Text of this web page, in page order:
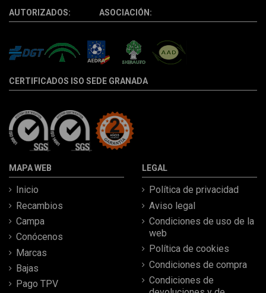
AUTORIZADOS: ASOCIACIÓN:
CERTIFICADOS ISO SEDE GRANADA
MAPA WEB
Inicio
Recambios
Campa
Conócenos
Marcas
Bajas
Pago TPV
LEGAL
Política de privacidad
Aviso legal
Condiciones de uso de la
web
Política de cookies
Condiciones de compra
Condiciones de